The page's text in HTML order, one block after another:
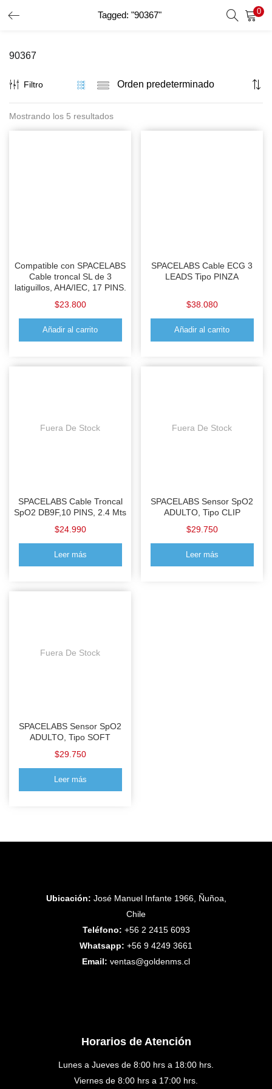
Tagged: "90367" 0
INICIO DE SESIÓN
Introduzca su nombre de usuario y contraseña para iniciar
Recordar Datos
90367
Filtro
Mostrando los 5 resultados
Compatible con SPACELABS
Cable troncal SL de 3
latiguillos, AHA/IEC, 17 PINS.
$23.800
Añadir al carrito
SPACELABS Cable ECG 3
LEADS Tipo PINZA
$38.080
Añadir al carrito
Fuera De Stock
SPACELABS Cable Troncal
SpO2 DB9F,10 PINS, 2.4 Mts
$24.990
Leer más
Fuera De Stock
SPACELABS Sensor SpO2
ADULTO, Tipo CLIP
$29.750
Leer más
Fuera De Stock
SPACELABS Sensor SpO2
ADULTO, Tipo SOFT
$29.750
Leer más
Ubicación: José Manuel Infante 1966, Ñuñoa,
Chile
Teléfono: +56 2 2415 6093
Whatsapp: +56 9 4249 3661
Email: ventas@goldenms.cl
Horarios de Atención
Lunes a Jueves de 8:00 hrs a 18:00 hrs.
Viernes de 8:00 hrs a 17:00 hrs.